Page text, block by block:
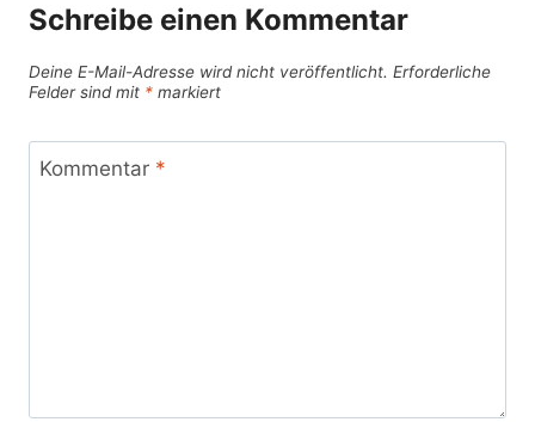
Schreibe einen Kommentar
Deine E-Mail-Adresse wird nicht veröffentlicht. Erforderliche
Felder sind mit * markiert
Kommentar *